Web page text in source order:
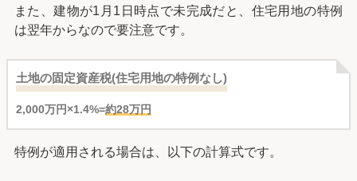
また、建物が1月1日時点で未完成だと、住宅用地の特例
は翌年からなので要注意です。
土地の固定資産税(住宅用地の特例なし)
2,000万円×1.4%=約28万円
特例が適用される場合は、以下の計算式です。